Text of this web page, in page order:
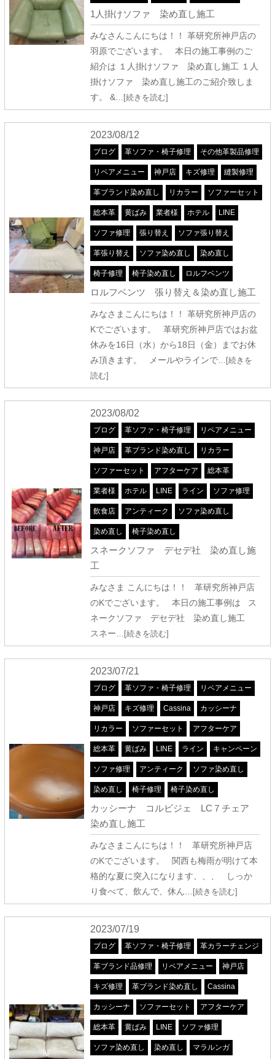
1人掛けソファ 染め直し施工
みなさんこんにちは！！ 革研究所神戸店の
羽原でございます。 本日の施工事例のご
紹介は １人掛けソファ 染め直し施工 １人
掛けソファ 染め直し施工のご紹介致しま
す。 &…[続きを読む]
2023/08/12
ブログ 革ソファ・椅子修理 その他革製品修理
リペアメニュー 神戸店 キズ修理 縫製修理
革ブランド染め直し リカラー ソファーセット
総本革 黄ばみ 業者様 ホテル LINE
ソファ修理 張り替え ソファ張り替え
革張り替え ソファ染め直し 染め直し
椅子修理 椅子染め直し ロルフベンツ
ロルフベンツ 張り替え＆染め直し施工
みなさまこんにちは！！ 革研究所神戸店の
Kでございます。 革研究所神戸店ではお盆
休みを16日（水）から18日（金）までお休
み頂きます。 メールやラインで…[続きを
読む]
2023/08/02
ブログ 革ソファ・椅子修理 リペアメニュー
神戸店 革ブランド染め直し リカラー
ソファーセット アフターケア 総本革
業者様 ホテル LINE ライン ソファ修理
飲食店 アンティーク ソファ染め直し
染め直し 椅子染め直し
スネークソファ デセデ社 染め直し施
工
みなさま こんにちは！！ 革研究所神戸店
のKでございます。 本日の施工事例は ス
ネークソファ デセデ社 染め直し施工
スネー…[続きを読む]
2023/07/21
ブログ 革ソファ・椅子修理 リペアメニュー
神戸店 キズ修理 Cassina カッシーナ
リカラー ソファーセット アフターケア
総本革 黄ばみ LINE ライン キャンペーン
ソファ修理 アンティーク ソファ染め直し
染め直し 椅子修理 椅子染め直し
カッシーナ コルビジェ LC７チェア
染め直し施工
みなさまこんにちは！！ 革研究所神戸店
のKでございます。 関西も梅雨が明けて本
格的な夏に突入になります、、、 しっか
り食べて、飲んで、休ん…[続きを読む]
2023/07/19
ブログ 革ソファ・椅子修理 革カラーチェンジ
革ブランド品修理 リペアメニュー 神戸店
キズ修理 革ブランド染め直し Cassina
カッシーナ ソファーセット アフターケア
総本革 黄ばみ LINE ソファ修理
ソファ染め直し 染め直し マラルンガ